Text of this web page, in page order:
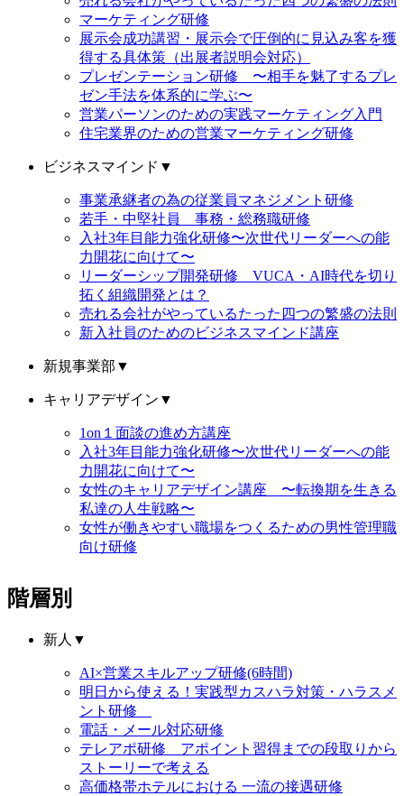
マーケティング研修
展示会成功講習・展示会で圧倒的に見込み客を獲
得する具体策（出展者説明会対応）
プレゼンテーション研修 〜相手を魅了するプレ
ゼン手法を体系的に学ぶ〜
営業パーソンのための実践マーケティング入門
住宅業界のための営業マーケティング研修
ビジネスマインド ▼
事業承継者の為の従業員マネジメント研修
若手・中堅社員 事務・総務職研修
入社3年目能力強化研修〜次世代リーダーへの能
力開花に向けて〜
リーダーシップ開発研修 VUCA・AI時代を切り
拓く組織開発とは？
売れる会社がやっているたった四つの繁盛の法則
新入社員のためのビジネスマインド講座
新規事業部 ▼
キャリアデザイン ▼
1on１面談の進め方講座
入社3年目能力強化研修〜次世代リーダーへの能
力開花に向けて〜
女性のキャリアデザイン講座 〜転換期を生きる
私達の人生戦略〜
女性が働きやすい職場をつくるための男性管理職
向け研修
階層別
新人 ▼
AI×営業スキルアップ研修(6時間)
明日から使える！実践型カスハラ対策・ハラスメ
ント研修
電話・メール対応研修
テレアポ研修 アポイント習得までの段取りから
ストーリーで考える
高価格帯ホテルにおける 一流の接遇研修